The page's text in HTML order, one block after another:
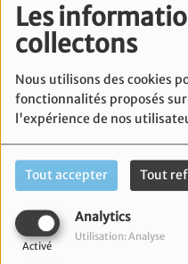
Les
collectons
Nous utilisons des cookies
fonctionnalités proposés
l'expérience de nos
Tout accepter Tout
Analytics
Activé
Utilisation: Analyse
Lev Ehad
Mars